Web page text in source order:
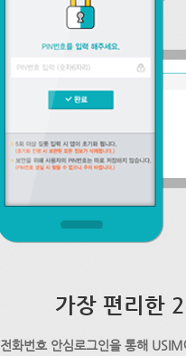
가장 편리한
전화번호 안심로그인을 통해